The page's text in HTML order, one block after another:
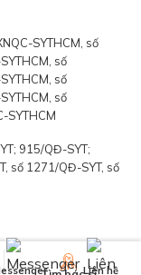
SYTHCM, số
số
số
số
SYTHCM
915/QĐ-SYT;
số 1271/QĐ-SYT, số
Liên hệ